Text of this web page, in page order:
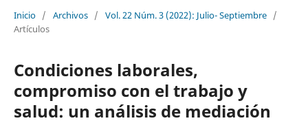
Inicio / Archivos / Vol. 22 Núm. 3 (2022): Julio- Septiembre /
Artículos
Condiciones laborales,
compromiso con el trabajo y
salud: un análisis de mediación